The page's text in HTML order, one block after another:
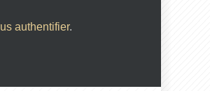
authentifier.